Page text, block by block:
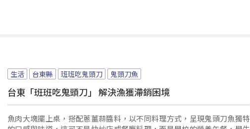
生活 台東縣 班班吃鬼頭刀 鬼頭刀魚
台東「班班吃鬼頭刀」 解決漁獲滯銷困境
魚肉大塊擺上桌，搭配蔥薑蒜醬料，以不同料理方式，呈現鬼頭刀魚獨特